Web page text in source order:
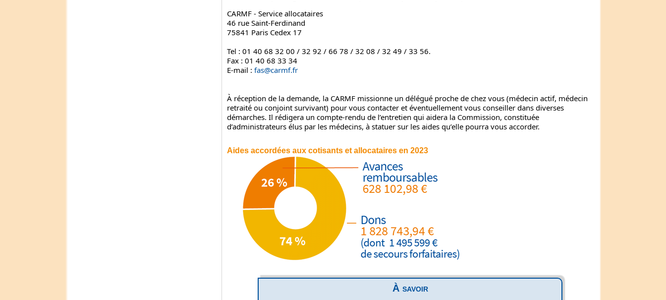
CARMF - Service allocataires
46 rue Saint-Ferdinand
75841 Paris Cedex 17
Tel : 01 40 68 32 00 / 32 92 / 66 78 / 32 08 / 32 49 / 33 56.
Fax : 01 40 68 33 34
E-mail : fas@carmf.fr
À réception de la demande, la CARMF missionne un délégué proche de chez vous (médecin actif, médecin
retraité ou conjoint survivant) pour vous contacter et éventuellement vous conseiller dans diverses
démarches. Il rédigera un compte-rendu de l’entretien qui aidera la Commission, constituée
d’administrateurs élus par les médecins, à statuer sur les aides qu’elle pourra vous accorder.
Aides accordées aux cotisants et allocataires en 2023
À savoir